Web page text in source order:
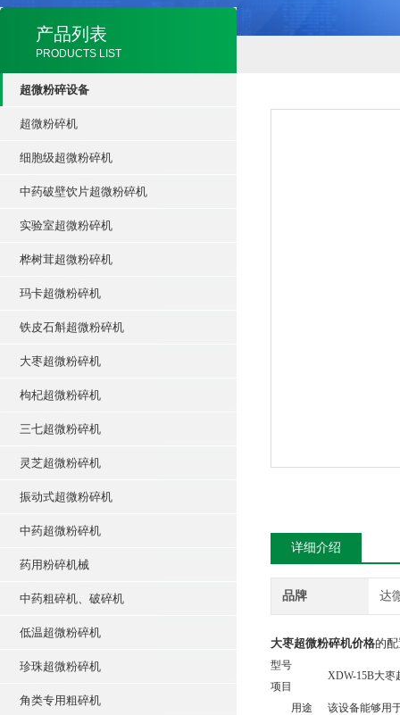
产品列表
PRODUCTS LIST
超微粉碎设备
超微粉碎机
细胞级超微粉碎机
中药破壁饮片超微粉碎机
实验室超微粉碎机
桦树茸超微粉碎机
玛卡超微粉碎机
铁皮石斛超微粉碎机
大枣超微粉碎机
枸杞超微粉碎机
三七超微粉碎机
灵芝超微粉碎机
振动式超微粉碎机
中药超微粉碎机
药用粉碎机械
中药粗碎机、破碎机
低温超微粉碎机
珍珠超微粉碎机
角类专用粗碎机
详细介绍
品牌 达
大枣超微粉碎机价格的
型号
项目
XDW-15B大枣
用途
该设备能够用